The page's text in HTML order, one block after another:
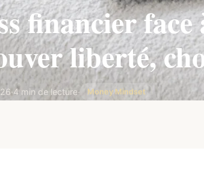
financier
liberté,
·4 min de lecture· Money Mindset